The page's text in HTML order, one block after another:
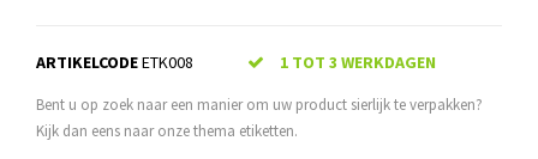
ARTIKELCODEETK008 1 TOT 3 WERKDAGEN
Bent u op zoek naar een manier om uw product sierlijk te verpakken?
Kijk dan eens naar onze thema etiketten.